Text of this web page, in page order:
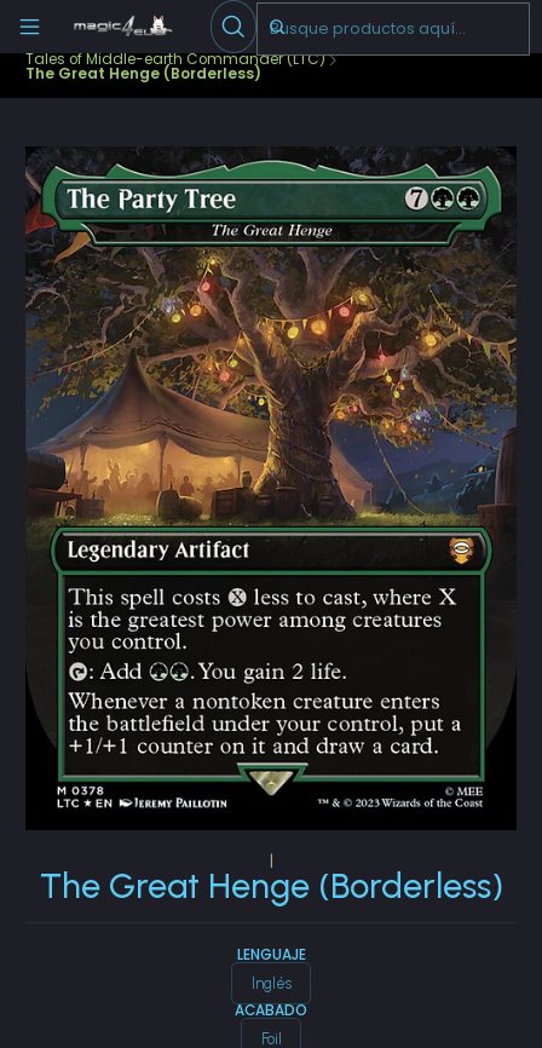
Escribenos
Cartas Sueltas Magic Commander
Tales of Middle-earth Commander (LTC)
The Great Henge (Borderless)
The Great Henge (Borderless)
LENGUAJE
Inglés
ACABADO
Foil